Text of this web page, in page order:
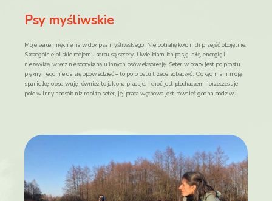
Psy myśliwskie
Moje serce mięknie na widok psa myśliwskiego. Nie potrafię koło nich przejść obojętnie.
Szczególnie bliskie mojemu sercu są setery. Uwielbiam ich pasję, siłę, energię i
niezwykłą, wręcz niespotykaną u innych psów ekspresję. Seter w pracy jest po prostu
piękny. Tego nie da się opowiedzieć – to po prostu trzeba zobaczyć. Odkąd mam moją
spanielkę, obserwuję również to jak ona pracuje. I choć jest płochaczem i przeczesuje
pole w inny sposób niż robi to seter, jej praca węchowa jest również godna podziwu.